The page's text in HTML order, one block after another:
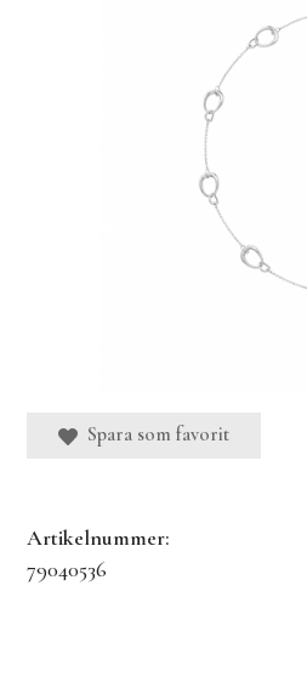
Spara som favorit
Artikelnummer:
79040536